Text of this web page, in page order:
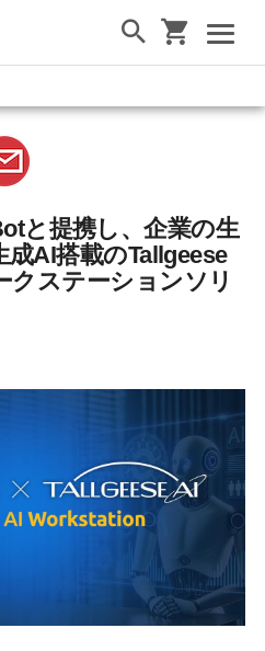
と提携し、企業の生
AI搭載のTallgeese
クステーションソリ